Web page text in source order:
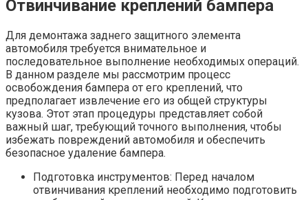
Отвинчивание креплений бампера
Для демонтажа заднего защитного элемента
автомобиля требуется внимательное и
последовательное выполнение необходимых операций.
В данном разделе мы рассмотрим процесс
освобождения бампера от его креплений, что
предполагает извлечение его из общей структуры
кузова. Этот этап процедуры представляет собой
важный шаг, требующий точного выполнения, чтобы
избежать повреждений автомобиля и обеспечить
безопасное удаление бампера.
Подготовка инструментов: Перед началом
отвинчивания креплений необходимо подготовить